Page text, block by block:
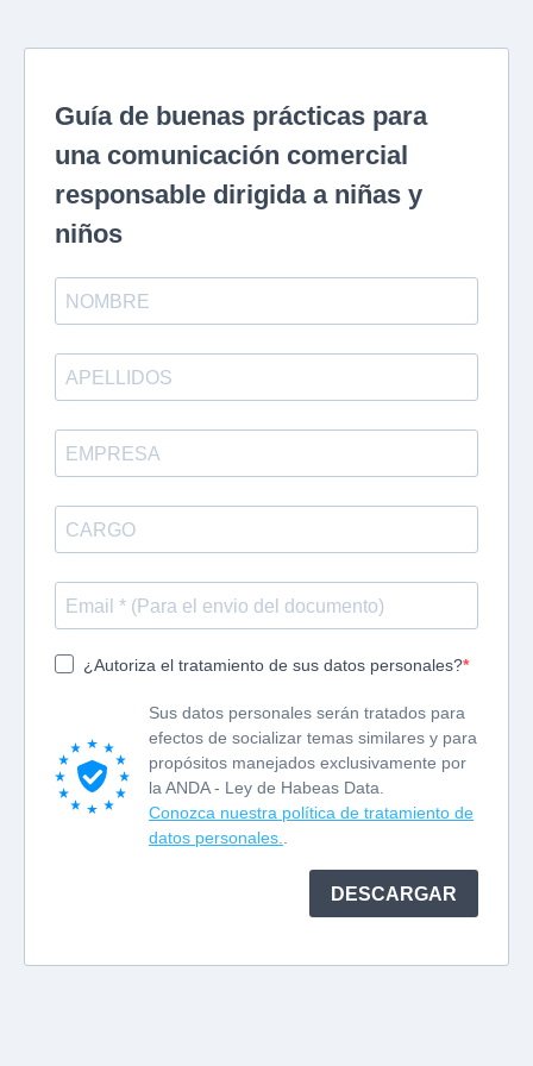
Guía de buenas prácticas para
una comunicación comercial
responsable dirigida a niñas y
niños
¿Autoriza el tratamiento de sus datos personales?
Sus datos personales serán tratados para
efectos de socializar temas similares y para
propósitos manejados exclusivamente por
la ANDA - Ley de Habeas Data.
Conozca nuestra política de tratamiento de
datos personales.
DESCARGAR